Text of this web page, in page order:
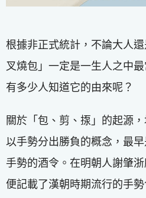
根據非正式統計，不論大人
叉燒包」一定是一生人之中
有多少人知道它的由來呢？
關於「包、剪、揼」的起源
以手勢分出勝負的概念，最
手勢的酒令。在明朝人謝肇
便記載了漢朝時期流行的手